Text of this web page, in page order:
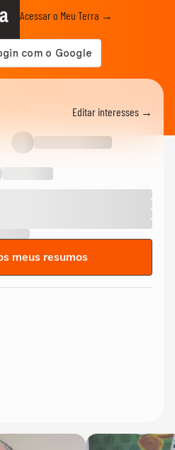
Acessar o Meu Terra →
Editar interesses →
meus resumos